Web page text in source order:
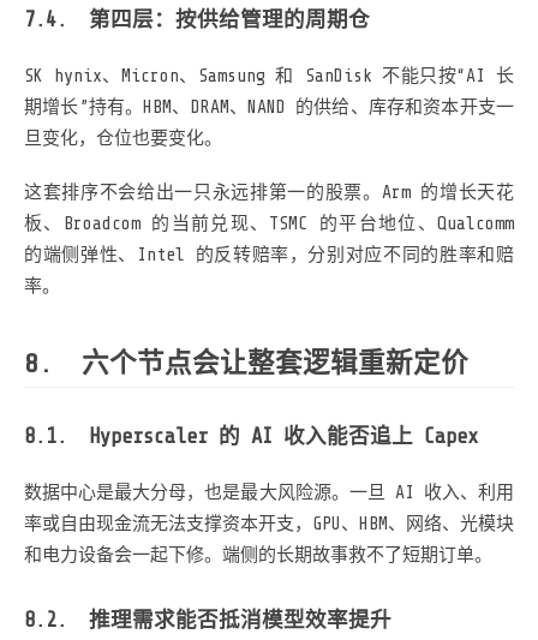
第四层：按供给管理的周期仓
SK hynix、Micron、Samsung 和 SanDisk 不能只按“AI 长
期增长”持有。HBM、DRAM、NAND 的供给、库存和资本开支一
旦变化，仓位也要变化。
这套排序不会给出一只永远排第一的股票。Arm 的增长天花
板、Broadcom 的当前兑现、TSMC 的平台地位、Qualcomm
的端侧弹性、Intel 的反转赔率，分别对应不同的胜率和赔
率。
六个节点会让整套逻辑重新定价
Hyperscaler 的 AI 收入能否追上 Capex
数据中心是最大分母，也是最大风险源。一旦 AI 收入、利用
率或自由现金流无法支撑资本开支，GPU、HBM、网络、光模块
和电力设备会一起下修。端侧的长期故事救不了短期订单。
推理需求能否抵消模型效率提升